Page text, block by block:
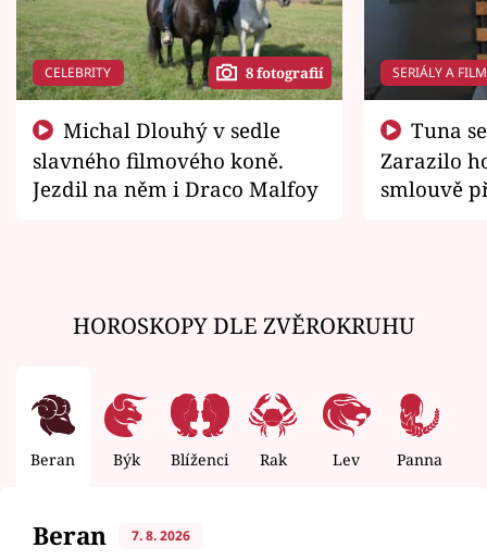
CELEBRITY 8 fotografií
slavného filmového koně.
Jezdil na něm i Draco Malfoy
SERIÁLY A
Zarazilo
smlouvě
HOROSKOPY DLE ZVĚROKRUHU
Beran Býk Blíženci Rak Lev Panna
Beran 7. 8. 2026